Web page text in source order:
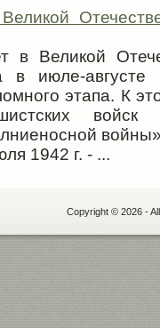
в Великой
июле-августе
этапа. К
1942 г. - ...
Copyright © 2026 -